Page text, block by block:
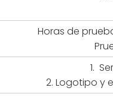
Horas de
1.
2. Logotipo y